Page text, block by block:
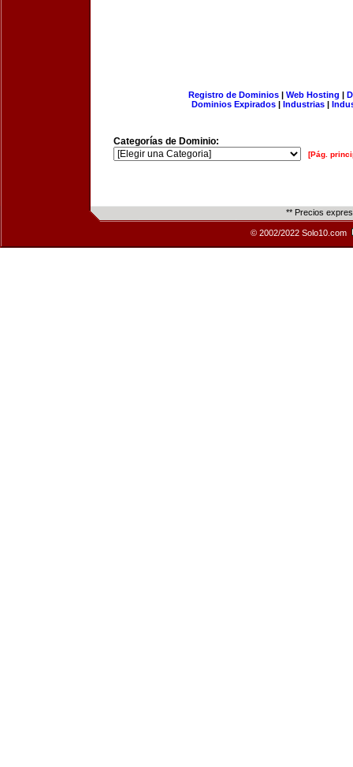
Registro de Dominios| Web Hosting |
Dominios Expirados | Industrias |
Categorías de Dominio:
[Pág.
** Precios
© 2002/2022 Solo10.com